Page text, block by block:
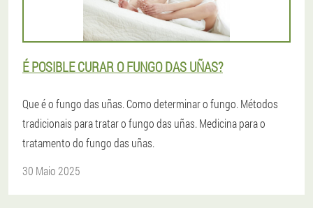
É POSIBLE CURAR O FUNGO DAS UÑAS?
Que é o fungo das uñas. Como determinar o fungo. Métodos
tradicionais para tratar o fungo das uñas. Medicina para o
tratamento do fungo das uñas.
30 Maio 2025